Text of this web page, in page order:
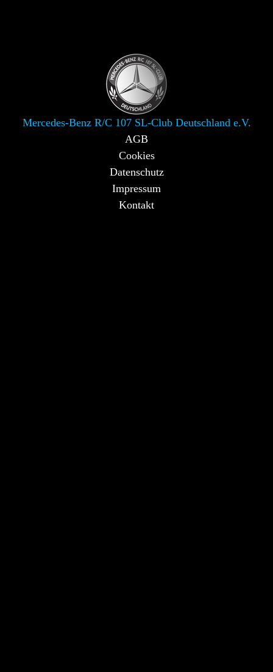
Mercedes-Benz R/C 107 SL-Club Deutschland e.V.
AGB
Cookies
Datenschutz
Impressum
Kontakt